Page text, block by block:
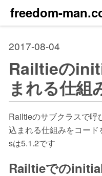
freedom-
2017-08-04
Railtieの
まれる仕組
Railtieのサブクラスで呼
込まれる仕組みをコー
sは5.1.2です
Railtieでの